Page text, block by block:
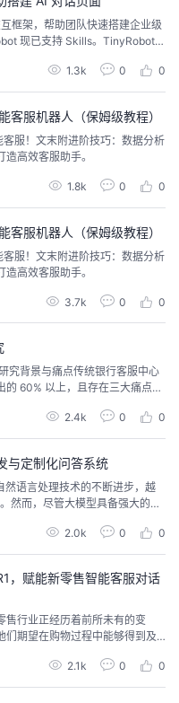
框架，帮助团队快速搭建企业级
现已支持 Skills。TinyRobot S
件构建聊天 UI项目配置 - 项目
1.3k 0 0
服机器人（保姆级教程）
服！文末附进阶技巧：数据分析
高效客服助手。
1.8k 0 0
服机器人（保姆级教程）
服！文末附进阶技巧：数据分析
高效客服助手。
3.7k 0 0
究背景与痛点传统银行客服中心
60% 以上，且存在三大痛点：
5–7 天才能熟练掌握。运营可
话术风险。在 AI 技术快速迭代
2.4k 0 0
与定制化问答系统
语言处理技术的不断进步，越
然而，尽管大模型具备强大的语
对多领域、多场景的客户需求
下文的回答，进而影响了用户体
2.0k 0 0
，赋能新零售智能客服对话
售行业正经历着前所未有的变
们期望在购物过程中能够得到及
和企业的竞争力。腾讯云高性
话系统的发展带来了新的机遇。
2.1k 0 0